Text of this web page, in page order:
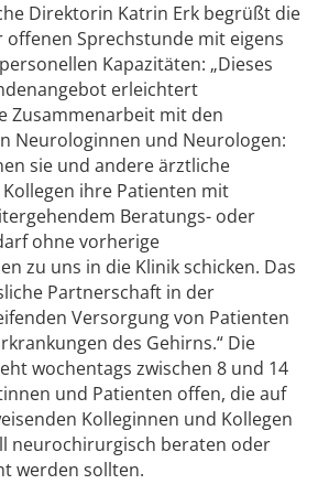
Direktorin Katrin Erk begrüßt die
offenen Sprechstunde mit eigens
Kapazitäten: „Dieses
erleichtert
Zusammenarbeit mit den
Neurologinnen und Neurologen:
sie und andere ärztliche
ihre Patienten mit
Beratungs- oder
ohne vorherige
zu uns in die Klinik schicken. Das
Partnerschaft in der
Versorgung von Patienten
des Gehirns.“ Die
wochentags zwischen 8 und 14
und Patienten offen, die auf
Kolleginnen und Kollegen
neurochirurgisch beraten oder
werden sollten.